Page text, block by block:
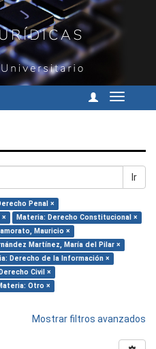
Cambiar
Ir
Penal ×
Materia: Derecho Constitucional ×
Mauricio ×
Martínez, María del Pilar ×
Derecho de la Información ×
Civil ×
Otro ×
Mostrar filtros avanzados